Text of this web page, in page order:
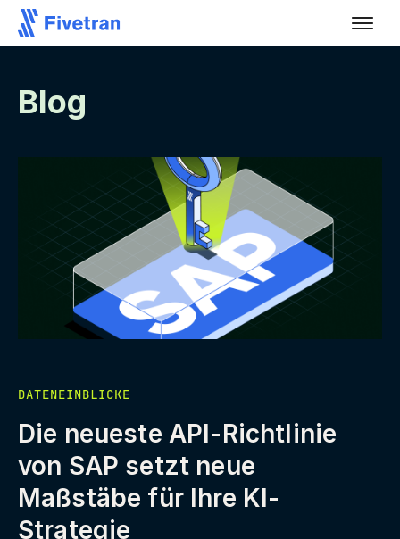
Blog
DATENEINBLICKE
Die neueste API-Richtlinie
von SAP setzt neue
Maßstäbe für Ihre KI-
Strategie